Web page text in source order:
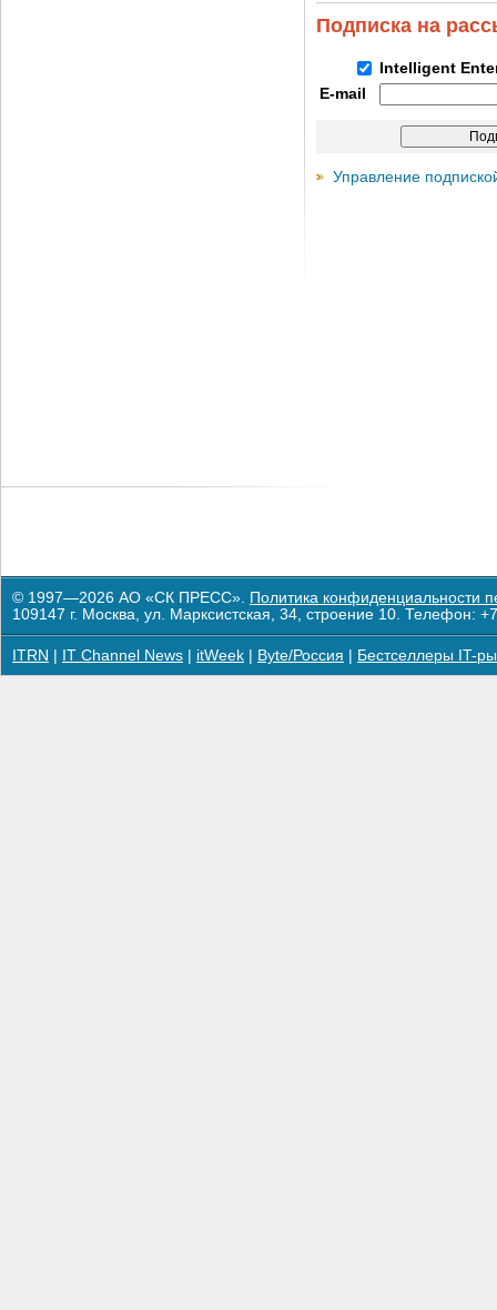
Подписка на
Intelligent
E-mail
Управление
© 1997—2026 АО «СК ПРЕСС». Политика конфиденциальности
109147 г. Москва, ул. Марксистская, 34, строение 10. Телефон:
ITRN IT Channel News itWeek Byte/Россия Бестселлеры IT-